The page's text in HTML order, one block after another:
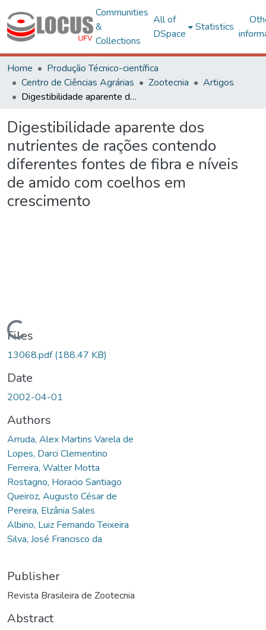
Communities
&
Collections
All of
DSpace
Statistics
Home
Produção Técnico-científica
Centro de Ciências Agrárias
Zootecnia
Artigos
Digestibilidade aparente dos nutrientes de rações contendo diferentes fontes de fibra e níveis de amido com coelhos em crescimento
Digestibilidade aparente dos
nutrientes de rações contendo
diferentes fontes de fibra e níveis
de amido com coelhos em
crescimento
Loading...
Files
13068.pdf(188.47 KB)
Date
2002-04-01
Authors
Arruda, Alex Martins Varela de
Lopes, Darci Clementino
Ferreira, Walter Motta
Rostagno, Horacio Santiago
Queiroz, Augusto César de
Pereira, Elzânia Sales
Albino, Luiz Fernando Teixeira
Silva, José Francisco da
Publisher
Revista Brasileira de Zootecnia
Abstract